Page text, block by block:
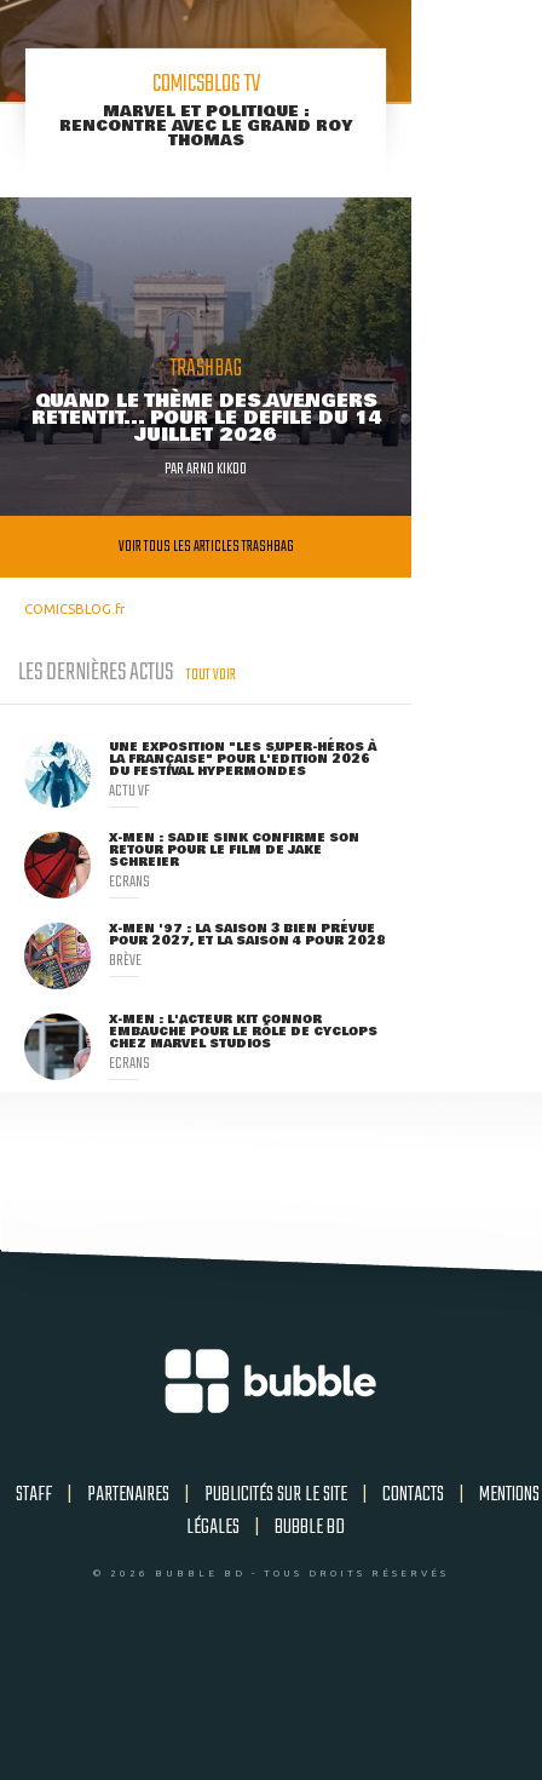
COMICSBLOG TV
MARVEL ET POLITIQUE :
RENCONTRE AVEC LE GRAND ROY
THOMAS
TRASHBAG
QUAND LE THÈME DES AVENGERS
RETENTIT... POUR LE DÉFILÉ DU 14
JUILLET 2026
PARARNO KIKOO
VOIR TOUS LES ARTICLES TRASHBAG
COMICSBLOG.fr
LES DERNIÈRES ACTUS TOUT VOIR
UNE EXPOSITION "LES SUPER-HÉROS À
LA FRANÇAISE" POUR L'ÉDITION 2026
DU FESTIVAL HYPERMONDES
ACTU VF
X-MEN : SADIE SINK CONFIRME SON
RETOUR POUR LE FILM DE JAKE
SCHREIER
ECRANS
X-MEN '97 : LA SAISON 3 BIEN PRÉVUE
POUR 2027, ET LA SAISON 4 POUR 2028
BRÈVE
X-MEN : L'ACTEUR KIT CONNOR
EMBAUCHÉ POUR LE RÔLE DE CYCLOPS
CHEZ MARVEL STUDIOS
ECRANS
STAFF | PARTENAIRES | PUBLICITÉS SUR LE SITE | CONTACTS | MENTIONS
LÉGALES | BUBBLE BD
© 2026 BUBBLE BD - TOUS DROITS RÉSERVÉS